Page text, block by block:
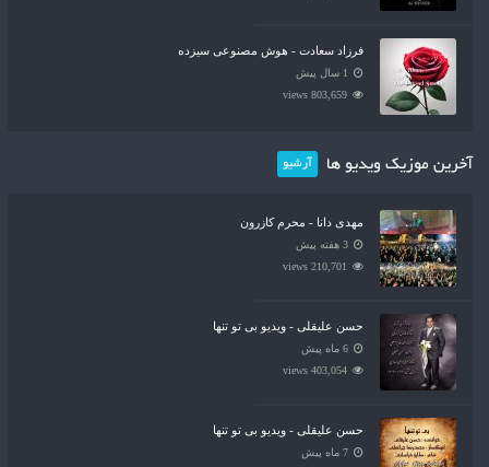
فرزاد سعادت - هوش مصنوعی سیزده
1 سال پیش
803,659 views
آخرین موزیک ویدیو ها آرشیو
مهدی دانا - محرم کازرون
3 هفته پیش
210,701 views
حسن علیقلی - ویدیو بی تو تنها
6 ماه پیش
403,054 views
حسن علیقلی - ویدیو بی تو تنها
7 ماه پیش